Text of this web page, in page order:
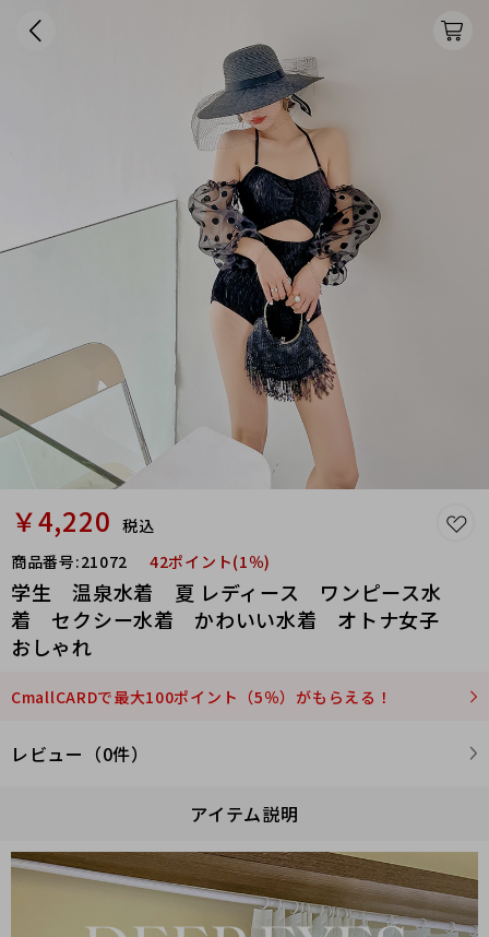
￥4,220 税込
商品番号:21072 42ポイント(1％)
学生 温泉水着 夏 レディース ワンピース水
着 セクシー水着 かわいい水着 オトナ女子
おしゃれ
CmallCARDで最大100ポイント（5％）がもらえる！
レビュー（0件）
アイテム説明